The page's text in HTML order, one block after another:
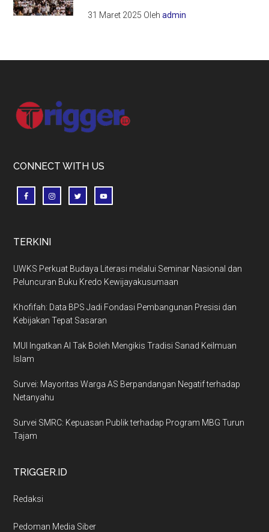
31 Maret 2025 Olehadmin
Footer
CONNECT WITH US
TERKINI
UWKS Perkuat Budaya Literasi melalui Seminar Nasional dan
Peluncuran Buku Kredo Kewijayakusumaan
Khofifah: Data BPS Jadi Fondasi Pembangunan Presisi dan
Kebijakan Tepat Sasaran
MUI Ingatkan AI Tak Boleh Mengikis Tradisi Sanad Keilmuan
Islam
Survei: Mayoritas Warga AS Berpandangan Negatif terhadap
Netanyahu
Survei SMRC: Kepuasan Publik terhadap Program MBG Turun
Tajam
TRIGGER.ID
Redaksi
Pedoman Media Siber